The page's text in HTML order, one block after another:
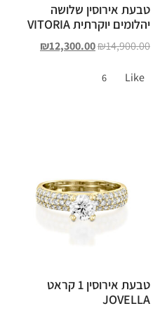
טבעת אירוסין שלושה
יהלומים יוקרתית VITORIA
₪14,900.00
₪12,300.00
Like
6
טבעת אירוסין 1 קראט
JOVELLA